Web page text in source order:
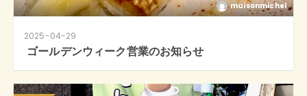
maisonmichel
2025-04-29
ゴールデンウィーク営業のお知らせ